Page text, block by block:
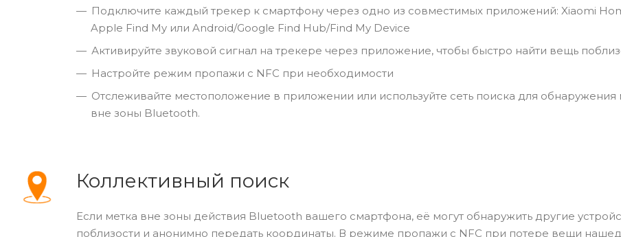
Подключите каждый трекер к смартфону через одно из совместимых приложений: Xiaomi
Apple Find My или Android/Google Find Hub/Find My Device
Активируйте звуковой сигнал на трекере через приложение, чтобы быстро найти вещь
Настройте режим пропажи с NFC при необходимости
Отслеживайте местоположение в приложении или используйте сеть поиска для обнаружения
вне зоны Bluetooth.
Коллективный поиск
Если метка вне зоны действия Bluetooth вашего смартфона, её могут обнаружить другие
поблизости и анонимно передать координаты. В режиме пропажи с NFC при потере вещи